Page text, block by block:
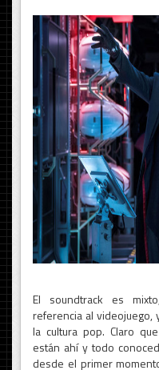
El soundtrack es
referencia al videojuego,
la cultura pop. Claro
están ahí y todo
desde el primer